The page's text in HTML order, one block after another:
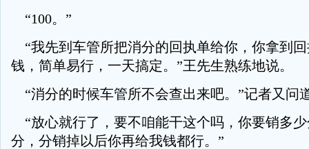
“100。 ”
“我先到车管所把消分的回执单给你，你拿到
钱，简单易行，一天搞定。”王先生熟练地说。
“消分的时候车管所不会查出来吧。”记者又问
“放心就行了，要不咱能干这个吗，你要销多
分，分销掉以后你再给我钱都行。”